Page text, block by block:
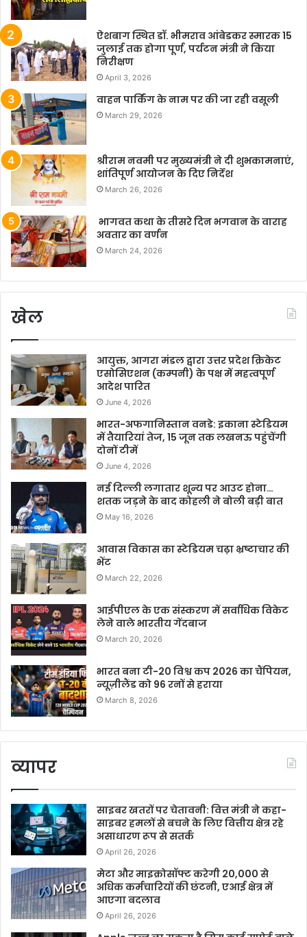
ऐशबाग स्थित डॉ. भीमराव आंबेडकर स्मारक 15
जुलाई तक होगा पूर्ण, पर्यटन मंत्री ने किया
निरीक्षण
April 3, 2026
वाहन पार्किंग के नाम पर की जा रही वसूली
March 29, 2026
श्रीराम नवमी पर मुख्यमंत्री ने दी शुभकामनाएं,
शांतिपूर्ण आयोजन के दिए निर्देश
March 26, 2026
भागवत कथा के तीसरे दिन भगवान के वाराह
अवतार का वर्णन
March 24, 2026
खेल
आयुक्त, आगरा मंडल द्वारा उत्तर प्रदेश क्रिकेट
एसोसिएशन (कम्पनी) के पक्ष में महत्वपूर्ण
आदेश पारित
June 4, 2026
भारत-अफगानिस्तान वनडे: इकाना स्टेडियम
में तैयारियां तेज, 15 जून तक लखनऊ पहुंचेंगी
दोनों टीमें
June 4, 2026
नई दिल्ली लगातार शून्य पर आउट होना…
शतक जड़ने के बाद कोहली ने बोली बड़ी बात
May 16, 2026
आवास विकास का स्टेडियम चढ़ा भ्रष्टाचार की
भेंट
March 22, 2026
आईपीएल के एक संस्करण में सर्वाधिक विकेट
लेने वाले भारतीय गेंदबाज
March 20, 2026
भारत बना टी-20 विश्व कप 2026 का चैंपियन,
न्यूज़ीलैंड को 96 रनों से हराया
March 8, 2026
व्यापर
साइबर खतरों पर चेतावनी: वित्त मंत्री ने कहा-
साइबर हमलों से बचने के लिए वित्तीय क्षेत्र रहे
असाधारण रूप से सतर्क
April 26, 2026
मेटा और माइक्रोसॉफ्ट करेगी 20,000 से
अधिक कर्मचारियों की छंटनी, एआई क्षेत्र में
आएगा बदलाव
April 26, 2026